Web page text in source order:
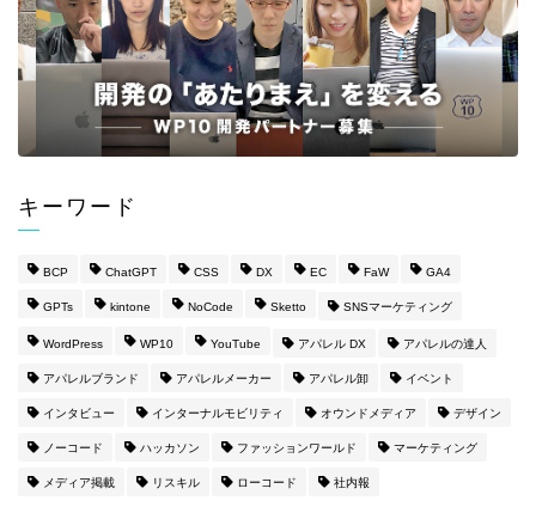
キーワード
BCP ChatGPT CSS DX EC FaW GA4
GPTs kintone NoCode Sketto SNSマーケティング
WordPress WP10 YouTube アパレル DX アパレルの達人
アパレルブランド アパレルメーカー アパレル卸 イベント
インタビュー インターナルモビリティ オウンドメディア デザイン
ノーコード ハッカソン ファッションワールド マーケティング
メディア掲載 リスキル ローコード 社内報